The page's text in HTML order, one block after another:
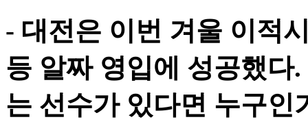
- 대전은 이번 겨울 이적
등 알짜 영입에 성공했다
는 선수가 있다면 누구인